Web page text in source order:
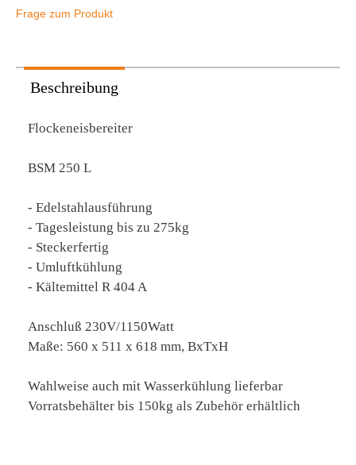
Frage zum Produkt
Beschreibung
Flockeneisbereiter
BSM 250 L
- Edelstahlausführung
- Tagesleistung bis zu 275kg
- Steckerfertig
- Umluftkühlung
- Kältemittel R 404 A
Anschluß 230V/1150Watt
Maße: 560 x 511 x 618 mm, BxTxH
Wahlweise auch mit Wasserkühlung lieferbar
Vorratsbehälter bis 150kg als Zubehör erhältlich